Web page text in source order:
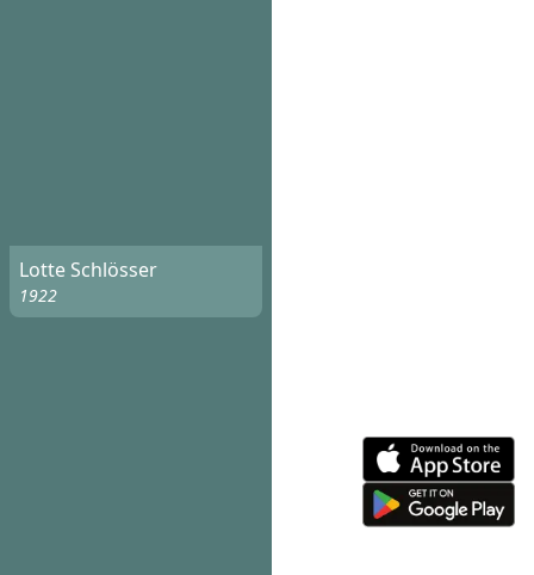
Lotte Schlösser
1922